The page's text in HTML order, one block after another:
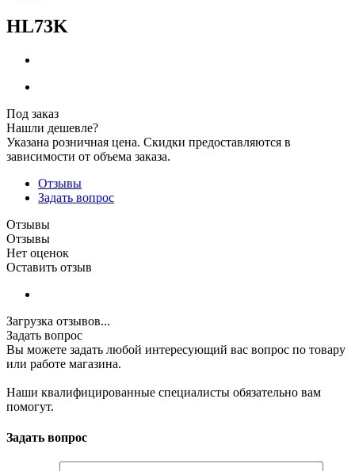
HL73K
Под заказ
Нашли дешевле?
Указана розничная цена. Скидки предоставляются в
зависимости от объема заказа.
Отзывы
Задать вопрос
Отзывы
Отзывы
Нет оценок
Оставить отзыв
Загрузка отзывов...
Задать вопрос
Вы можете задать любой интересующий вас вопрос по товару
или работе магазина.
Наши квалифицированные специалисты обязательно вам
помогут.
Задать вопрос